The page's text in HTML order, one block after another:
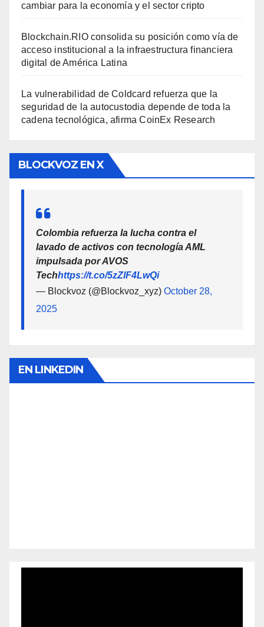
cambiar para la economía y el sector cripto
Blockchain.RIO consolida su posición como vía de
acceso institucional a la infraestructura financiera
digital de América Latina
La vulnerabilidad de Coldcard refuerza que la
seguridad de la autocustodia depende de toda la
cadena tecnológica, afirma CoinEx Research
BLOCKVOZ EN X
Colombia refuerza la lucha contra el
lavado de activos con tecnología AML
impulsada por AVOS
Techhttps://t.co/5zZlF4LwQi
— Blockvoz (@Blockvoz_xyz) October 28,
2025
EN LINKEDIN